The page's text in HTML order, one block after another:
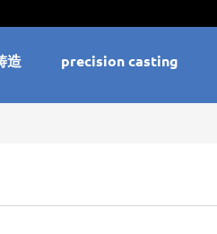
造 precision casting